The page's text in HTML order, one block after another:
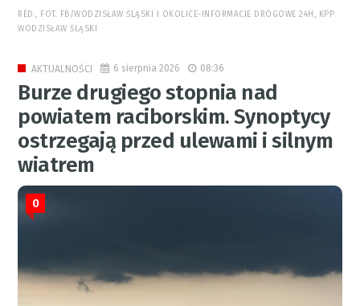
RED., FOT. FB/WODZISŁAW ŚLĄSKI I OKOLICE-INFORMACJE DROGOWE 24H, KPP
WODZISŁAW ŚLĄSKI
AKTUALNOŚCI 6 sierpnia 2026 08:36
Burze drugiego stopnia nad
powiatem raciborskim. Synoptycy
ostrzegają przed ulewami i silnym
wiatrem
0